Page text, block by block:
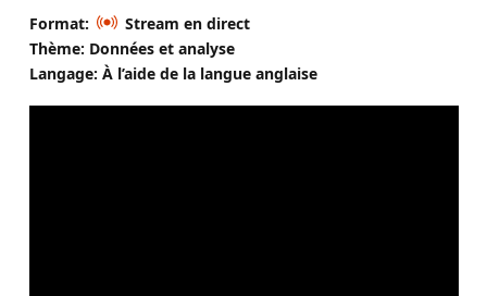
Format:
Stream en direct
Thème: Données et analyse
Langage: À l’aide de la langue anglaise